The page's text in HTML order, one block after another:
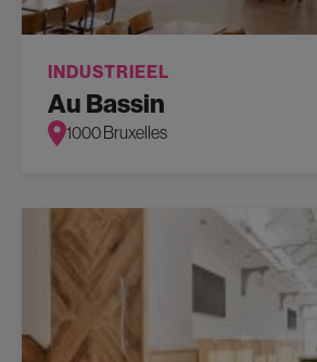
INDUSTRIEEL
Au Bassin
1000 Bruxelles